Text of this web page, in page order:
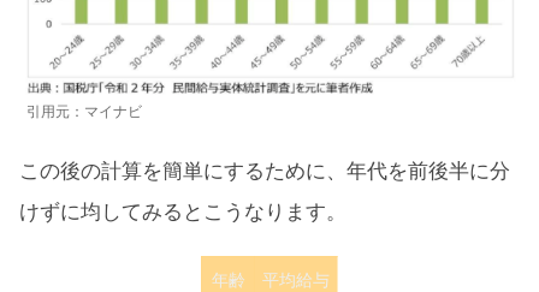
引用元：マイナビ
この後の計算を簡単にするために、年代を前後半に分
けずに均してみるとこうなります。
年齢 平均給与